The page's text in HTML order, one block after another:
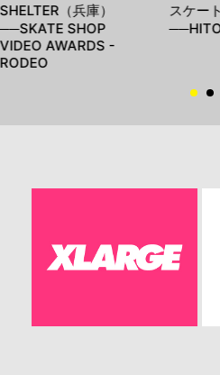
SHELTER（兵庫）
──SKATE SHOP
VIDEO AWARDS -
RODEO
スケー